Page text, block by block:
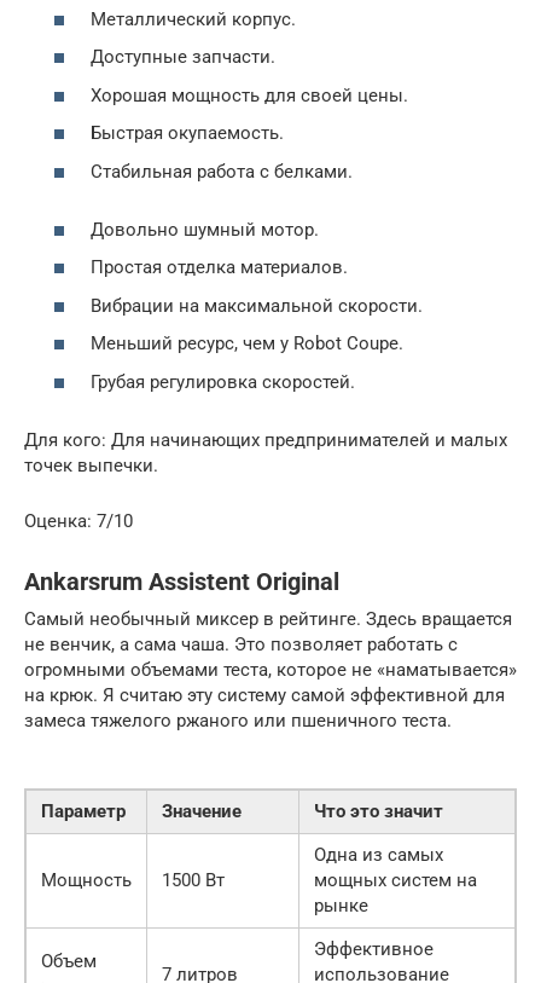
Металлический корпус.
Доступные запчасти.
Хорошая мощность для своей цены.
Быстрая окупаемость.
Стабильная работа с белками.
Довольно шумный мотор.
Простая отделка материалов.
Вибрации на максимальной скорости.
Меньший ресурс, чем у Robot Coupe.
Грубая регулировка скоростей.
Для кого: Для начинающих предпринимателей и малых
точек выпечки.
Оценка: 7/10
Ankarsrum Assistent Original
Самый необычный миксер в рейтинге. Здесь вращается
не венчик, а сама чаша. Это позволяет работать с
огромными объемами теста, которое не «наматывается»
на крюк. Я считаю эту систему самой эффективной для
замеса тяжелого ржаного или пшеничного теста.
Параметр Значение Что это значит
Мощность 1500 Вт
Одна из самых
мощных систем на
рынке
Объем
7 литров
Эффективное
использование